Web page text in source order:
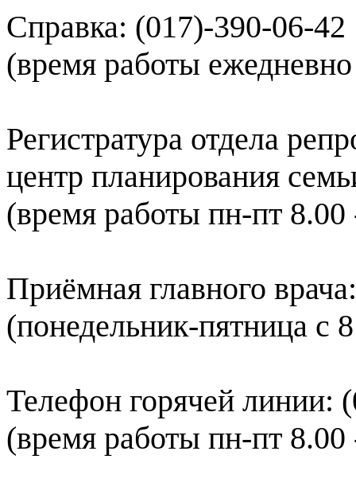
Справка: (017)-390-06-42
(время работы
Регистратура отдела
центр планирования
(время работы пн-пт 8.00
Приёмная главного
(понедельник-пятница с
Телефон горячей линии:
(время работы пн-пт